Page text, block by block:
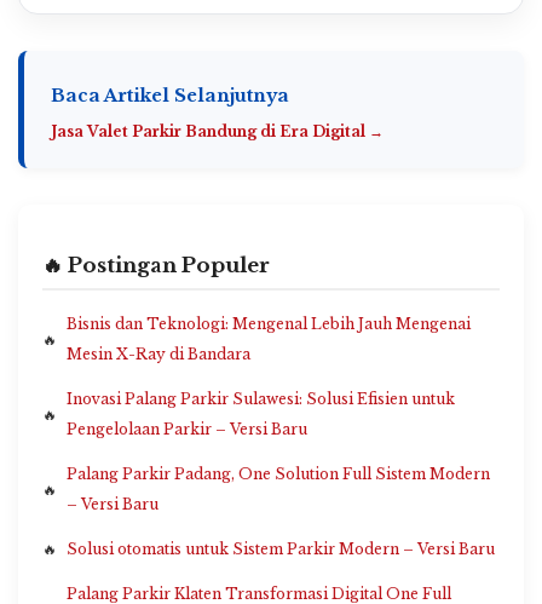
Baca Artikel Selanjutnya
Jasa Valet Parkir Bandung di Era Digital →
🔥 Postingan Populer
Bisnis dan Teknologi: Mengenal Lebih Jauh Mengenai
Mesin X-Ray di Bandara
Inovasi Palang Parkir Sulawesi: Solusi Efisien untuk
Pengelolaan Parkir – Versi Baru
Palang Parkir Padang, One Solution Full Sistem Modern
– Versi Baru
Solusi otomatis untuk Sistem Parkir Modern – Versi Baru
Palang Parkir Klaten Transformasi Digital One Full